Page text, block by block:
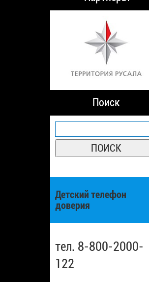
Поиск
Детский телефон
доверия
тел. 8-800-2000-
122